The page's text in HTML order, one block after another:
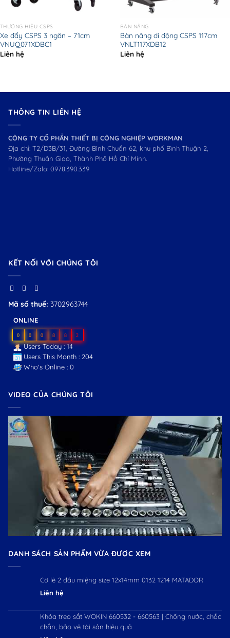
THƯƠNG HIỆU CSPS
Xe đẩy CSPS 3 ngăn – 71cm
VNUQ071XDBC1
Liên hệ
BÀN NÂNG
Bàn nâng di động CSPS 117cm
VNLT117XDB12
Liên hệ
THÔNG TIN LIÊN HỆ
CÔNG TY CỔ PHẦN THIẾT BỊ CÔNG NGHIỆP WORKMAN
Địa chỉ: T2/D3B/31, Đường Bình Chuẩn 62, khu phố Bình Thuận 2,
Phường Thuận Giao, Thành Phố Hồ Chí Minh.
Hotline/Zalo: 0978.390.339
KẾT NỐI VỚI CHÚNG TÔI
Mã số thuế: 3702963744
ONLINE
0 0 0 8 8 2
Users Today : 14
Users This Month : 204
Who's Online : 0
VIDEO CỦA CHÚNG TÔI
DANH SÁCH SẢN PHẨM VỪA ĐƯỢC XEM
Cờ lê 2 đầu miệng size 12x14mm 0132 1214 MATADOR
Liên hệ
Khóa treo sắt WOKIN 660532 - 660563 | Chống nước, chắc
chắn, bảo vệ tài sản hiệu quả